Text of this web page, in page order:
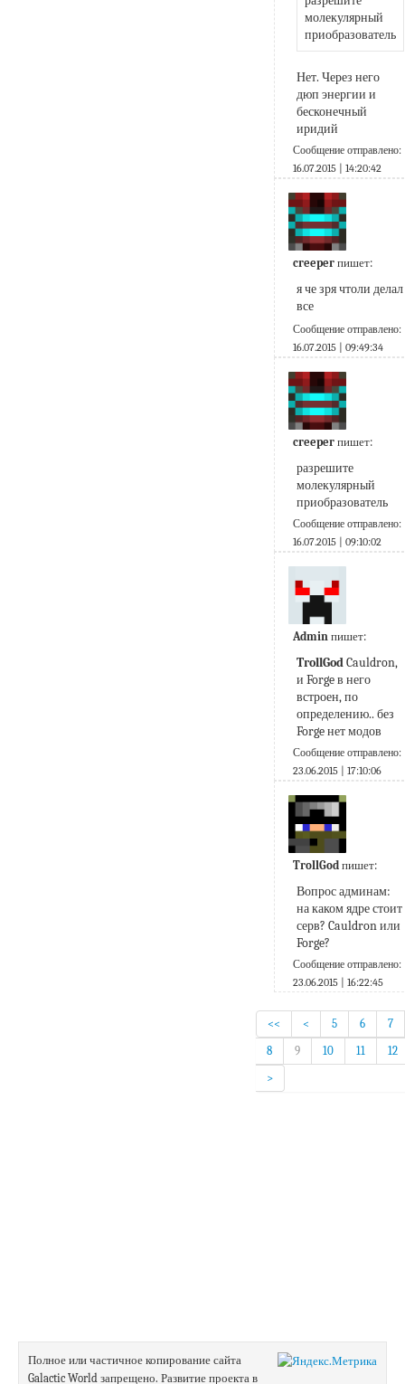
молекулярный
приобразователь
Нет. Через него
дюп энергии и
бесконечный
иридий
Сообщение отправлено:
16.07.2015 | 14:20:42
creeper пишет:
я че зря чтоли делал
все
Сообщение отправлено:
16.07.2015 | 09:49:34
creeper пишет:
разрешите
молекулярный
приобразователь
Сообщение отправлено:
16.07.2015 | 09:10:02
Admin пишет:
TrollGod Cauldron,
и Forge в него
встроен, по
определению.. без
Forge нет модов
Сообщение отправлено:
23.06.2015 | 17:10:06
TrollGod пишет:
Вопрос админам:
на каком ядре стоит
серв? Cauldron или
Forge?
Сообщение отправлено:
23.06.2015 | 16:22:45
<< < 5 6
7
8
9 10 11
12
>
Полное или частичное копирование сайта
Galactic World запрещено. Развитие проекта в